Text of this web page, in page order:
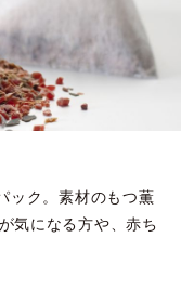
ック。素材のもつ薫
気になる方や、赤ち